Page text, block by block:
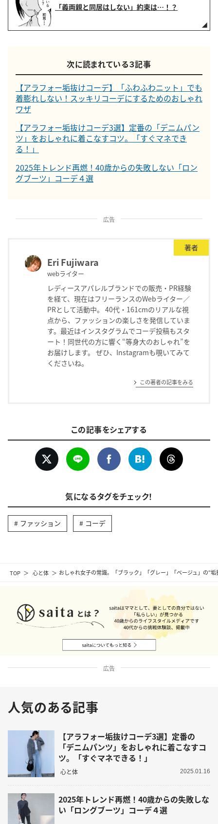
TOP 心と体 おしゃれ女子の常識。「ブラック」「グレー」「ベージュ」の“
「義両親と同居はしない」約束は…！？
次に読まれている３記事
【アラフォー垢抜けコーデ】「ふわふわニット」でも
着膨れしない！スッキリコーデにするためのおしゃれ
ワザ
【アラフォー垢抜けコーデ3選】定番の「デニムパン
ツ」をおしゃれに着こなすコツ。「すぐマネでき
る！」
2025年トレンド再燃！40歳からの失敗しない「ロン
グブーツ」コーデ４選
広告
著者
Eri Fujiwara
webライター
レディースアパレルブランドでの販売・PR経験
を経て、現在はフリーランスのWebライター／
PRとして活動中。 40代・161cmのリアルな視
点から、ファッションの楽しさを発信していま
す。最近はインスタグラムでコーデ投稿もスタ
ート！同世代の方に響く“等身大のおしゃれ”を
お届けします。 ぜひ、Instagramも覗いてみて
くださいね。
この著者の記事をみる
この記事をシェアする
気になるタグをチェック！
ファッション コーデ
広告
人気のある記事
【アラフォー垢抜けコーデ3選】定番の
「デニムパンツ」をおしゃれに着こなすコ
ツ。「すぐマネできる！」
心と体 2025.01.16
2025年トレンド再燃！40歳からの失敗しな
い「ロングブーツ」コーデ４選